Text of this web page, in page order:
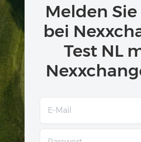
Melden
bei
Test NL